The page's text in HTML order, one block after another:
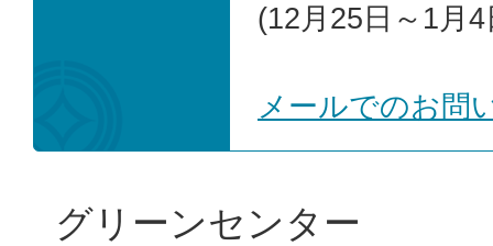
(12月25日～1月4
メールでのお問
グリーンセンター